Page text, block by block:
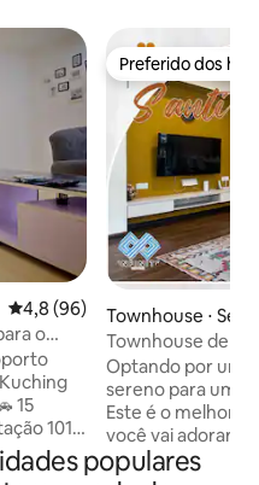
4,8 de uma avaliação média
4,8 (96)
o
15
101 e
de
Preferido dos
Preferido dos
Townhouse ⋅
Townhouse de
2
Optando por um
sereno para uma
Este é o melhor
você vai adorar
geminada de 3
populares